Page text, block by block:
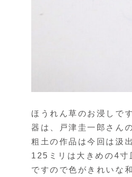
ほうれん草のお浸しです
器は、戸津圭一郎さん
粗土の作品は今回は汲
125ミリは大きめの4寸
ですので色がきれいな